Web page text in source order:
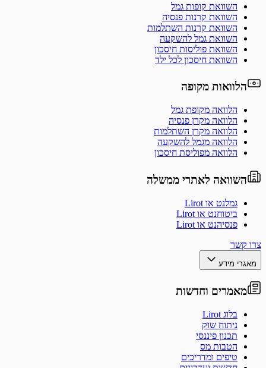
השוואת קופות גמל
השוואת קרנות פנסיה
השוואת קרנות השתלמות
השוואת גמל להשקעה
השוואת פוליסות חיסכון
השוואת חיסכון לכל ילד
הלוואות מקופה
הלוואה מקופת גמל
הלוואה מקרן פנסיה
הלוואה מקרן השתלמות
הלוואה מגמל להשקעה
הלוואה מפוליסת חיסכון
השוואה לאתרי ממשלה
גמלנט או Lirot
ביטוחנט או Lirot
פנסיהנט או Lirot
צרו קשר
מאגרי מידע
מאמרים וחדשות
בלוג Lirot
ניתוח שוק
תכנון פיננסי
הטבות מס
טיפים ומדריכים